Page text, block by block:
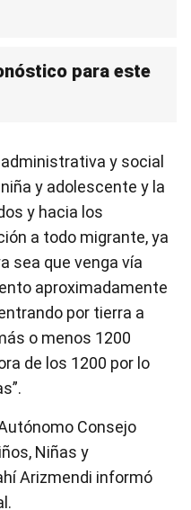
para este
y social
y adolescente y la
y hacia los
a todo migrante, ya
sea que venga vía
aproximadamente
por tierra a
o menos 1200
de los 1200 por lo
Consejo
Niñas y
Arizmendi informó